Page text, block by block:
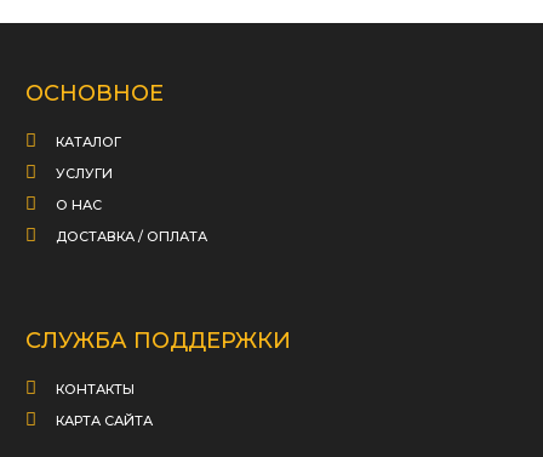
ОСНОВНОЕ
КАТАЛОГ
УСЛУГИ
О НАС
ДОСТАВКА / ОПЛАТА
СЛУЖБА ПОДДЕРЖКИ
КОНТАКТЫ
КАРТА САЙТА